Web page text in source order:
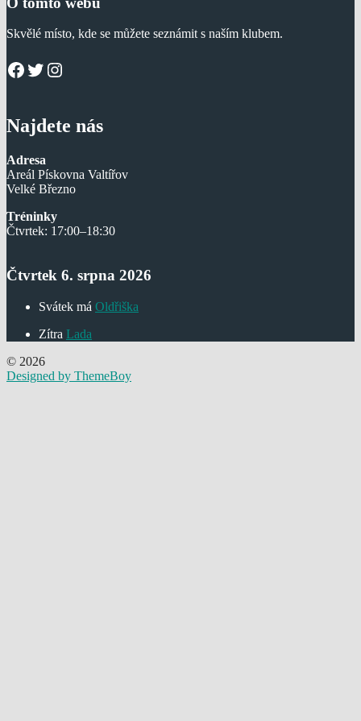
Skvělé místo, kde se můžete seznámit s naším klubem.
Facebook
Twitter
Instagram
Najdete nás
Adresa
Areál Pískovna Valtířov
Velké Březno
Tréninky
Čtvrtek: 17:00–18:30
Čtvrtek 6. srpna 2026
Svátek má Oldřiška
Zítra Lada
© 2026
Designed by ThemeBoy